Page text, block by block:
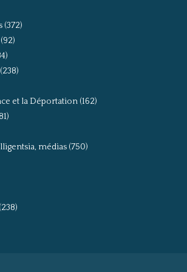
(372)
(92)
(238)
et la Déportation(162)
médias(750)
(238)